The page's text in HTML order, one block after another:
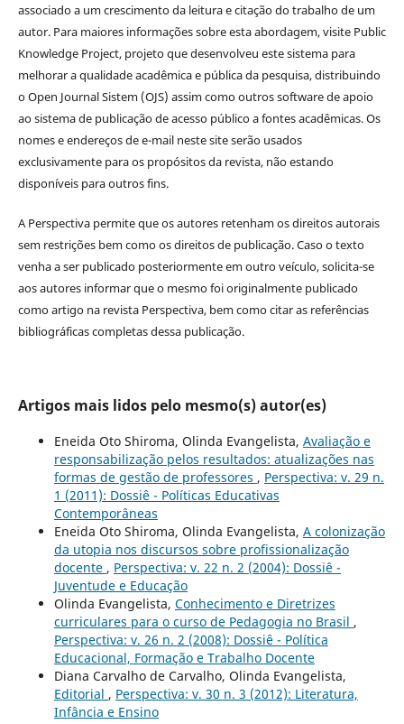
associado a um crescimento da leitura e citação do trabalho de um
autor. Para maiores informações sobre esta abordagem, visite Public
Knowledge Project, projeto que desenvolveu este sistema para
melhorar a qualidade acadêmica e pública da pesquisa, distribuindo
o Open Journal Sistem (OJS) assim como outros software de apoio
ao sistema de publicação de acesso público a fontes acadêmicas. Os
nomes e endereços de e-mail neste site serão usados
exclusivamente para os propósitos da revista, não estando
disponíveis para outros fins.
A Perspectiva permite que os autores retenham os direitos autorais
sem restrições bem como os direitos de publicação. Caso o texto
venha a ser publicado posteriormente em outro veículo, solicita-se
aos autores informar que o mesmo foi originalmente publicado
como artigo na revista Perspectiva, bem como citar as referências
bibliográficas completas dessa publicação.
Artigos mais lidos pelo mesmo(s) autor(es)
Eneida Oto Shiroma, Olinda Evangelista, Avaliação e
responsabilização pelos resultados: atualizações nas
formas de gestão de professores , Perspectiva: v. 29 n.
1 (2011): Dossiê - Políticas Educativas
Contemporâneas
Eneida Oto Shiroma, Olinda Evangelista, A colonização
da utopia nos discursos sobre profissionalização
docente , Perspectiva: v. 22 n. 2 (2004): Dossiê -
Juventude e Educação
Olinda Evangelista, Conhecimento e Diretrizes
curriculares para o curso de Pedagogia no Brasil ,
Perspectiva: v. 26 n. 2 (2008): Dossiê - Política
Educacional, Formação e Trabalho Docente
Diana Carvalho de Carvalho, Olinda Evangelista,
Editorial , Perspectiva: v. 30 n. 3 (2012): Literatura,
Infância e Ensino